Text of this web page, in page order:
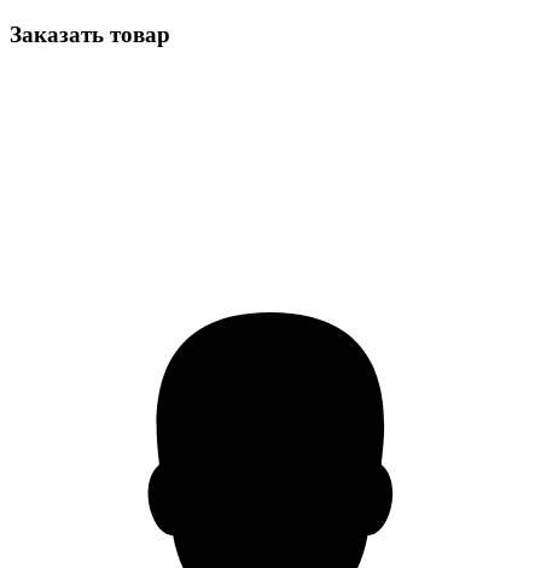
Заказать товар